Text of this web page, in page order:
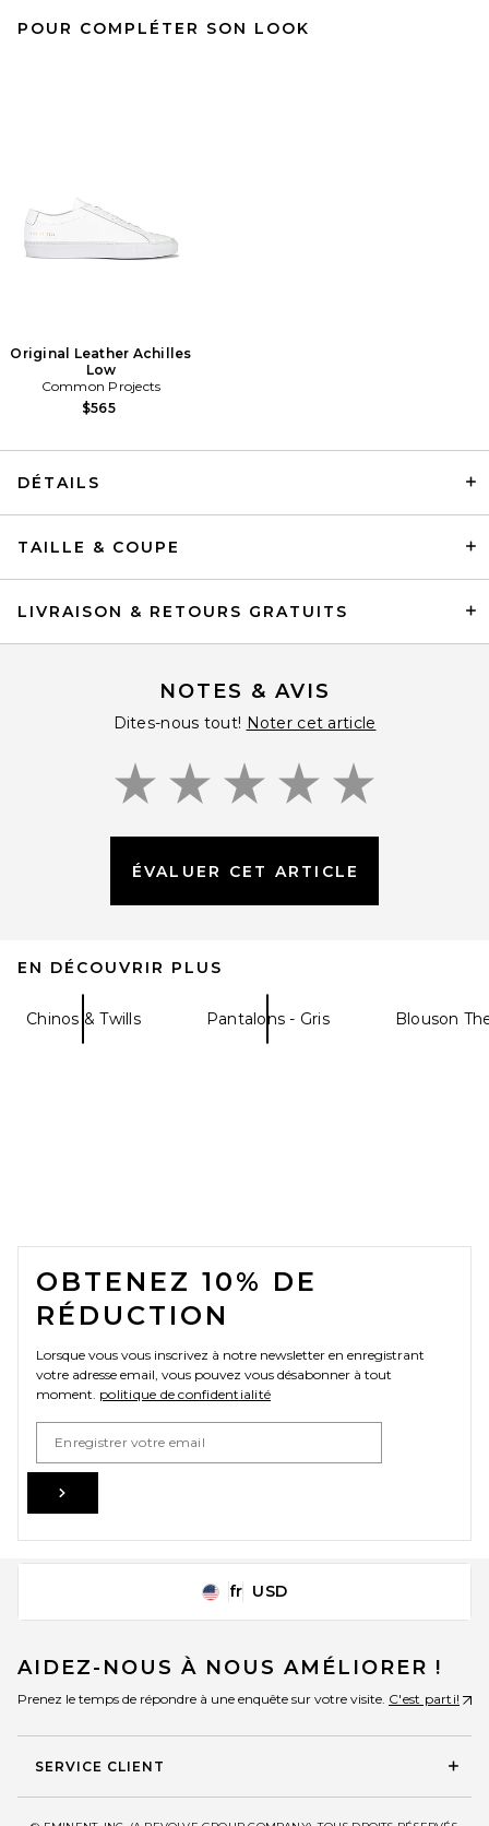
Khaki
$295
Fear of God ESSENTIALS Flare
Fear of God ESSENTIALS
A.P.C.
$310
POUR COMPLÉTER SON LOOK
Original Leather Achilles
Low
Common Projects
$565
DÉTAILS
TAILLE & COUPE
LIVRAISON & RETOURS GRATUITS
NOTES & AVIS
Dites-nous tout! Noter cet article
ÉVALUER CET ARTICLE
EN DÉCOUVRIR PLUS
Chinos & Twills Pantalons - Gris Blouson
FOOTER
OBTENEZ 10% DE
RÉDUCTION
Lorsque vous vous inscrivez à notre newsletter en enregistrant
votre adresse email, vous pouvez vous désabonner à tout
moment. politique de confidentialité
Change Country Regions
fr USD
AIDEZ-NOUS À NOUS AMÉLIORER !
Prenez le temps de répondre à une enquête sur votre visite. C'est parti!
SERVICE CLIENT